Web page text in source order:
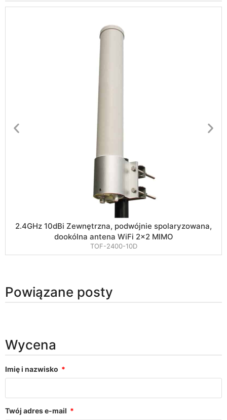
2.4GHz 10dBi Zewnętrzna, podwójnie spolaryzowana,
dookólna antena WiFi 2×2 MIMO
TOF-2400-10D
Powiązane posty
Wycena
Imię i nazwisko
Twój adres e-mail